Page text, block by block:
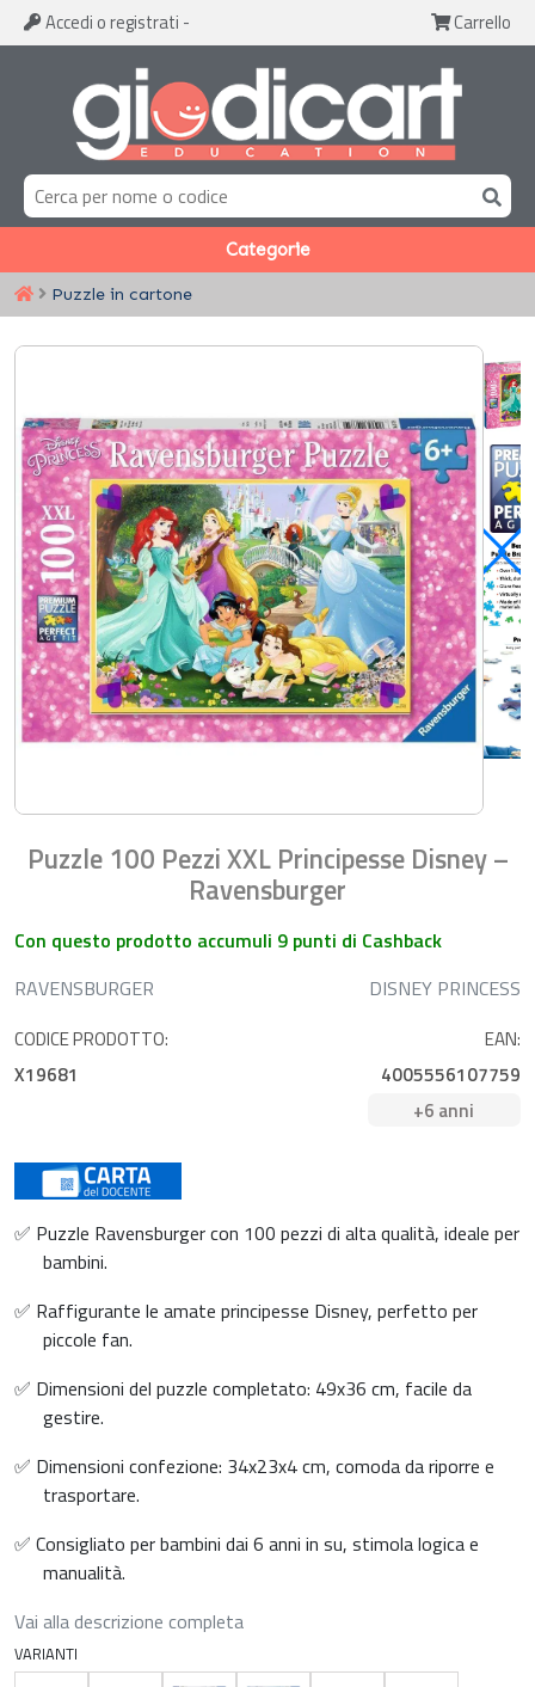
Accedi o registrati - Carrello
Categorie
Puzzle in cartone
Puzzle 100 Pezzi XXL Principesse Disney –
Ravensburger
Con questo prodotto accumuli 9 punti di Cashback
RAVENSBURGER
DISNEY PRINCESS
CODICE PRODOTTO:
X19681
EAN:
4005556107759
+6 anni
✅ Puzzle Ravensburger con 100 pezzi di alta qualità, ideale per
bambini.
✅ Raffigurante le amate principesse Disney, perfetto per
piccole fan.
✅ Dimensioni del puzzle completato: 49x36 cm, facile da
gestire.
✅ Dimensioni confezione: 34x23x4 cm, comoda da riporre e
trasportare.
✅ Consigliato per bambini dai 6 anni in su, stimola logica e
manualità.
Vai alla descrizione completa
VARIANTI